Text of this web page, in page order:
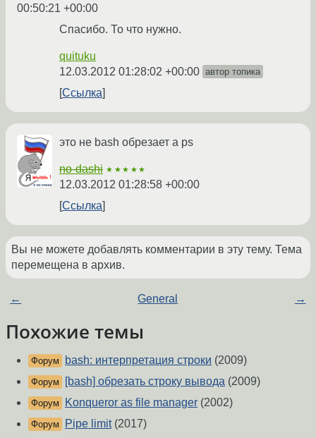
00:50:21 +00:00
Спасибо. То что нужно.
quituku
12.03.2012 01:28:02 +00:00 автор топика
Ссылка
это не bash обрезает а ps
no-dashi ★★★★★
12.03.2012 01:28:58 +00:00
Ссылка
Вы не можете добавлять комментарии в эту тему. Тема
перемещена в архив.
← General →
Похожие темы
Форум bash: интерпретация строки (2009)
Форум [bash] обрезать строку вывода (2009)
Форум Konqueror as file manager (2002)
Форум Pipe limit(2017)